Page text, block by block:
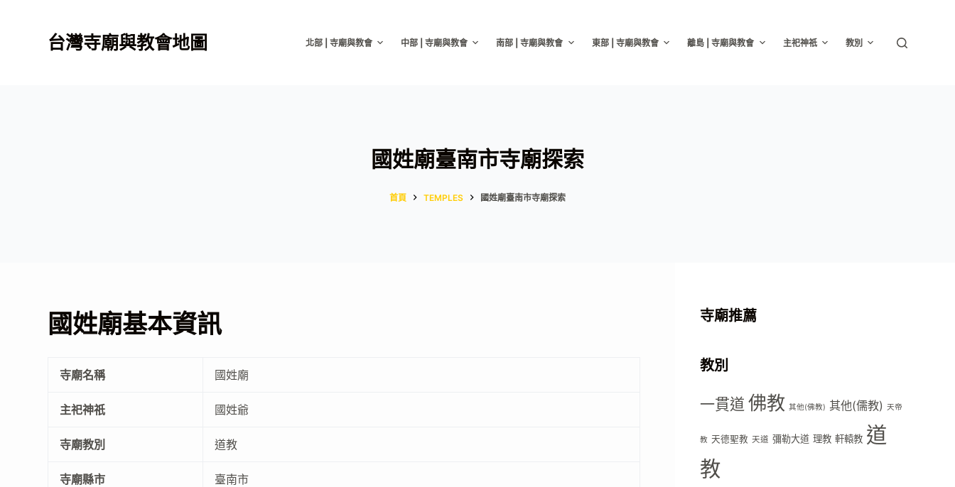
台灣寺廟與教會地圖 北部 | 寺廟與教會 中部 | 寺廟與教會 南部 | 寺廟與教會 東部 | 寺廟與教會 離島 | 寺廟與教會 主祀神祇 教別
國姓廟臺南市寺廟探索
首頁 TEMPLES 國姓廟臺南市寺廟探索
國姓廟基本資訊
寺廟名稱 國姓廟
主祀神祇 國姓爺
寺廟教別 道教
寺廟縣市 臺南市
寺廟推薦
教別
一貫道 佛教 其他(佛教) 其他(儒教) 天帝
教 天德聖教 天道 彌勒大道 理教 軒轅教 道
教